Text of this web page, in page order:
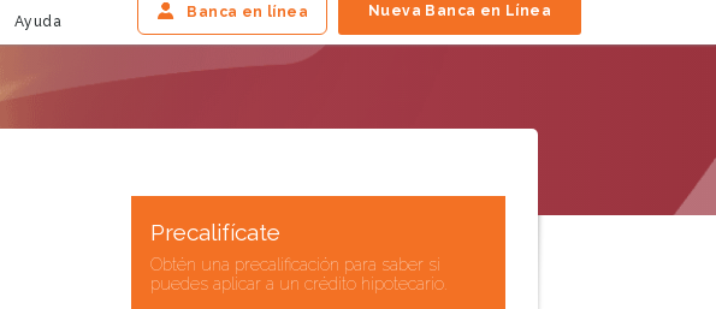
Ayuda
Banca en línea Nueva Banca en Línea
Precalifícate
Obtén una precalificación para saber si
puedes aplicar a un crédito hipotecario.